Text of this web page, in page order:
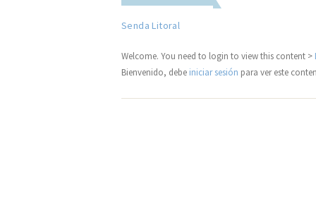
Senda Litoral
Welcome. You need to login to view this content >
Bienvenido, debe iniciar sesión para ver este